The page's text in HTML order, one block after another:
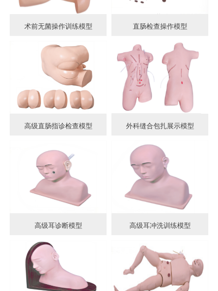
术前无菌操作训练模型 直肠检查操作模型
高级直肠指诊检查模型 外科缝合包扎展示模型
高级耳诊断模型 高级耳冲洗训练模型